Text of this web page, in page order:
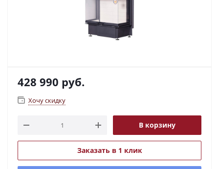
428 990 руб.
Хочу скидку
В корзину
Заказать в 1 клик